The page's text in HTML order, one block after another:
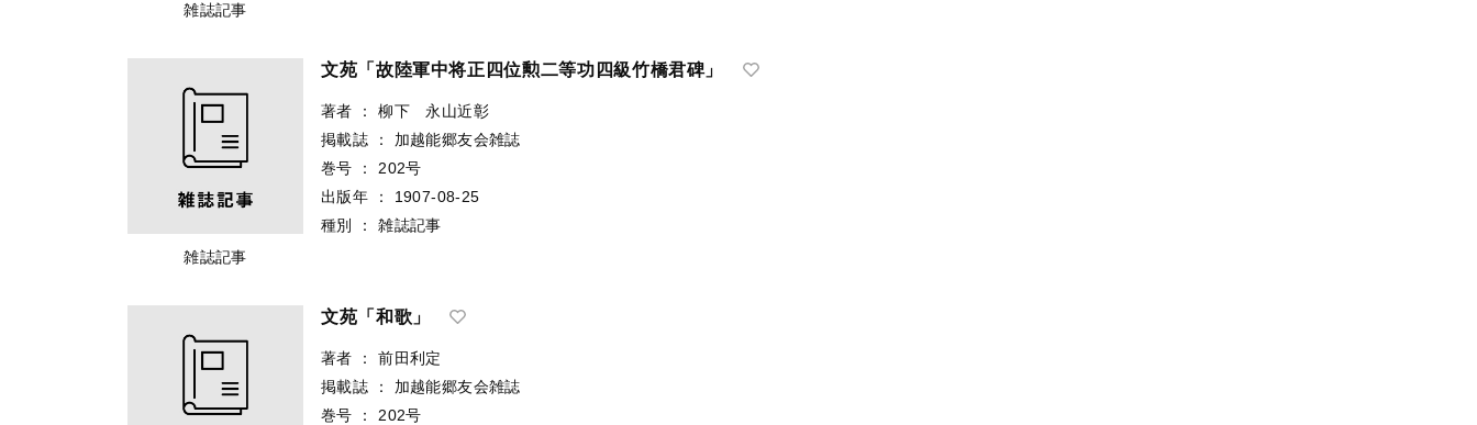
雑誌記事
雑誌記事
文苑「故陸軍中将正四位勲二等功四級竹橋君碑」
著者 ：
柳下 永山近彰
掲載誌
：
加越能郷友会雑誌
巻号
：
202号
出版年
：
1907-08-25
種別
： 雑誌記事
文苑「和歌」
著者 ：
前田利定
掲載誌
：
加越能郷友会雑誌
巻号
：
202号